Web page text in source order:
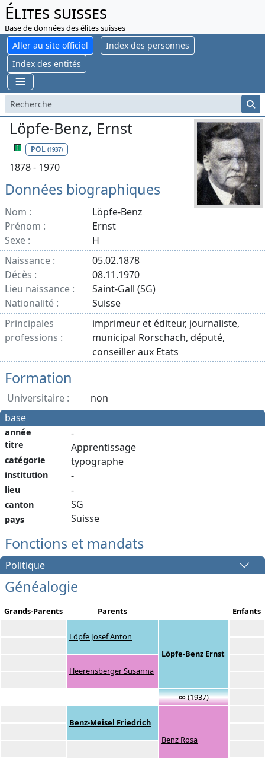
Élites suisses
Base de données des élites suisses
Aller au site officiel
Index des personnes
Index des entités
Löpfe-Benz, Ernst
POL (1937)
1878 - 1970
Données biographiques
Nom :
Löpfe-Benz
Prénom :
Ernst
Sexe :
H
Naissance :
05.02.1878
Décès :
08.11.1970
Lieu naissance :
Saint-Gall (SG)
Nationalité :
Suisse
Principales
professions :
imprimeur et éditeur, journaliste,
municipal Rorschach, député,
conseiller aux Etats
Formation
Universitaire :
non
base
année
titre
catégorie
institution
lieu
canton
pays
-
Apprentissage
typographe
-
-
SG
Suisse
Fonctions et mandats
Politique
Généalogie
Grands-Parents Parents Enfants
Löpfe Josef Anton
Löpfe-Benz Ernst
Heerensberger Susanna
∞ (1937)
Benz-Meisel Friedrich
Benz Rosa